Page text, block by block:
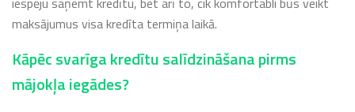
maksājumus visa kredīta termiņa laikā.
Kāpēc svarīga kredītu salīdzināšana pirms
mājokļa iegādes?